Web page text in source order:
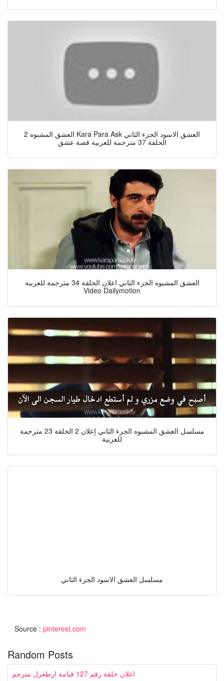
العشق المشبوه 2 Kara Para Ask العشق الاسود الجزء الثاني
الحلقة 37 مترجمة للعربية قصة عشق
العشق المشبوه الجزء الثاني اعلان الحلقة 34 مترجمة للعربية
Video Dailymotion
مسلسل العشق المشبوه الجزء الثاني إعلان 2 الحلقة 23 مترجمة
للعربية
مسلسل العشق الاسود الجزء الثاني
Source : pinterest.com
Random Posts
اعلان حلقة رقم 127 قيامة ارطغرل مترجم